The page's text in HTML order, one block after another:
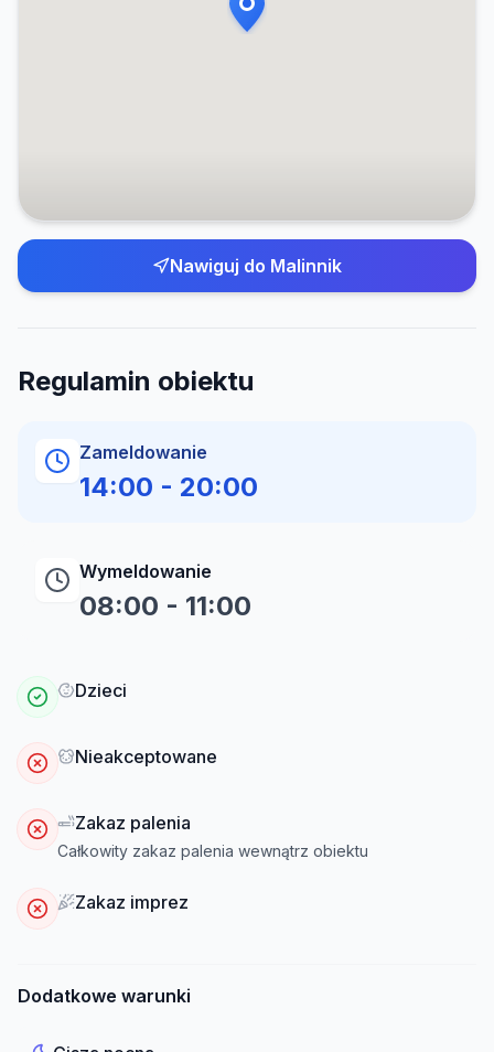
Nawiguj do Malinnik
Regulamin obiektu
Zameldowanie
14:00 - 20:00
Wymeldowanie
08:00 - 11:00
Dzieci
Nieakceptowane
Zakaz palenia
Całkowity zakaz palenia wewnątrz obiektu
Zakaz imprez
Dodatkowe warunki